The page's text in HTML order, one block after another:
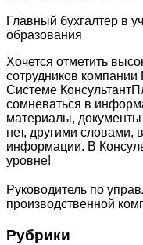
Главный бухгалтер в
образования
Хочется отметить
сотрудников
Системе
сомневаться в
материалы,
нет, другими словами,
информации. В
уровне!
Руководитель по
производственной
Рубрики